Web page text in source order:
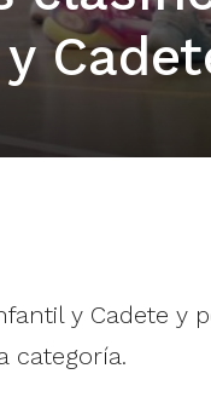
y Cadete
categoría.